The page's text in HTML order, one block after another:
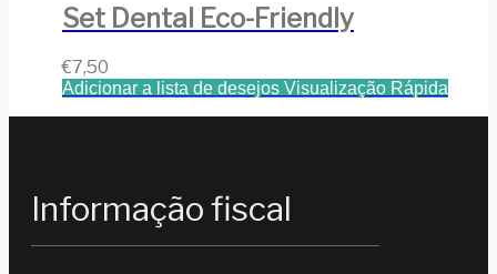
Set Dental Eco-Friendly
€7,50
Adicionar a lista de desejos Visualização Rápida
Informação fiscal